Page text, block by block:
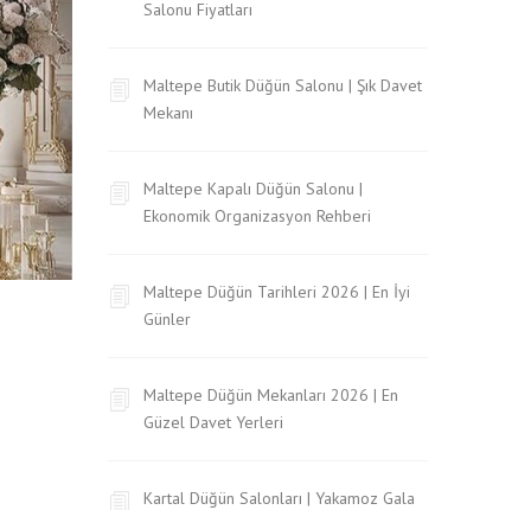
Salonu Fiyatları
Maltepe Butik Düğün Salonu | Şık Davet
Mekanı
Maltepe Kapalı Düğün Salonu |
Ekonomik Organizasyon Rehberi
Maltepe Düğün Tarihleri 2026 | En İyi
Günler
Maltepe Düğün Mekanları 2026 | En
Güzel Davet Yerleri
Kartal Düğün Salonları | Yakamoz Gala